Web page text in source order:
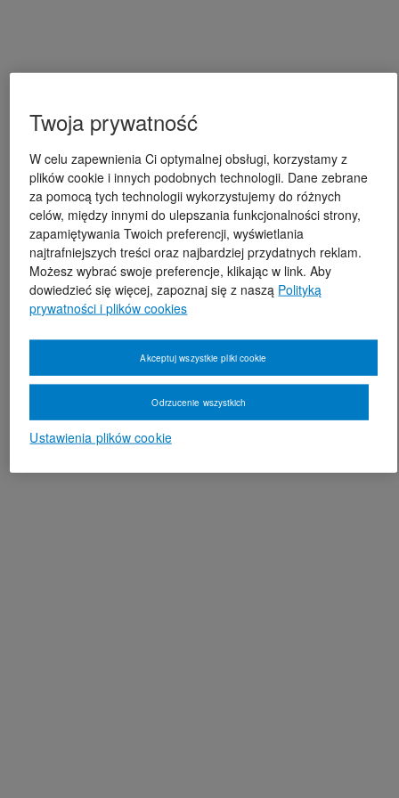
Twoja prywatność
W celu zapewnienia Ci optymalnej obsługi, korzystamy z
plików cookie i innych podobnych technologii. Dane zebrane
za pomocą tych technologii wykorzystujemy do różnych
celów, między innymi do ulepszania funkcjonalności strony,
zapamiętywania Twoich preferencji, wyświetlania
najtrafniejszych treści oraz najbardziej przydatnych reklam.
Możesz wybrać swoje preferencje, klikając w link. Aby
dowiedzieć się więcej, zapoznaj się z naszą Polityką
prywatności i plików cookies
Ustawienia plików cookie
Odrzucenie wszystkich
Akceptuj wszystkie pliki cookie